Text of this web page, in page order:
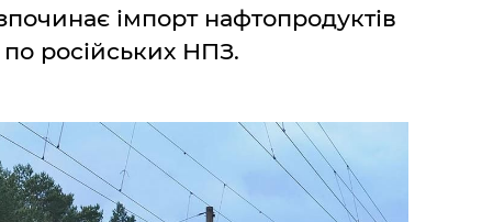
імпорт нафтопродуктів
по російських НПЗ.